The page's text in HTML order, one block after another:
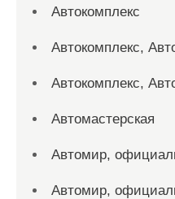
Автокомплекс
Автокомплекс,
Автокомплекс,
Автомастерская
Автомир,
Автомир,